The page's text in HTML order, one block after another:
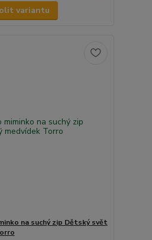
variantu
na suchý zip Dětský svět